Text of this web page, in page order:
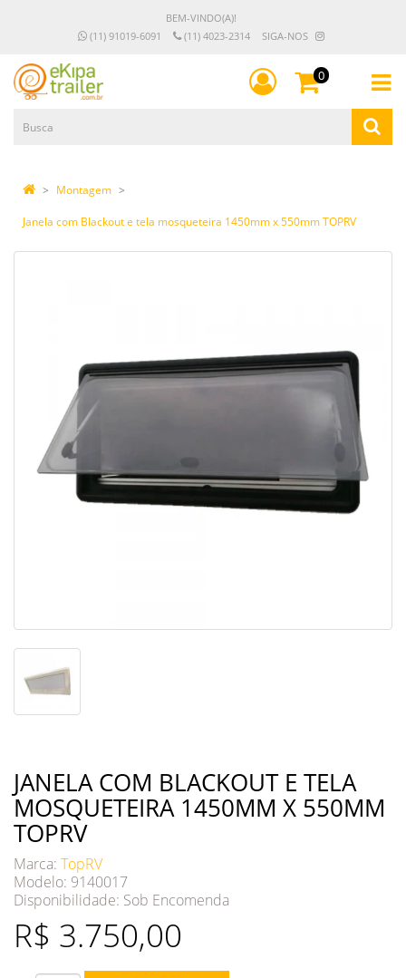
BEM-VINDO(A)!
(11) 91019-6091
(11) 4023-2314 SIGA-NOS
0
Montagem
Janela com Blackout e tela mosqueteira 1450mm x 550mm TOPRV
JANELA COM BLACKOUT E TELA
MOSQUETEIRA 1450MM X 550MM
TOPRV
Marca: TopRV
Modelo: 9140017
Disponibilidade: Sob Encomenda
R$ 3.750,00